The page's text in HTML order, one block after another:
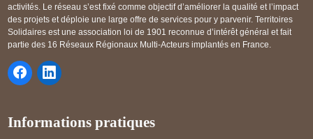
activités. Le réseau s’est fixé comme objectif d’améliorer la qualité et l’impact
des projets et déploie une large offre de services pour y parvenir. Territoires
Solidaires est une association loi de 1901 reconnue d’intérêt général et fait
partie des 16 Réseaux Régionaux Multi-Acteurs implantés en France.
Informations pratiques